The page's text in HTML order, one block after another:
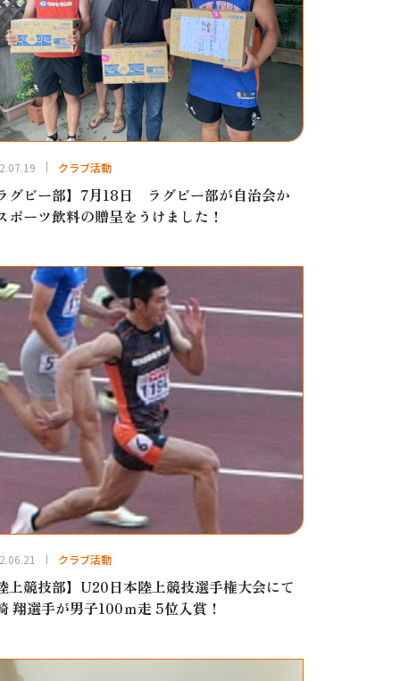
クラブ活動
グビー部】7月18日 ラグビー部が自治会か
ポーツ飲料の贈呈をうけました！
クラブ活動
上競技部】U20日本陸上競技選手権大会にて
翔選手が男子100ｍ走 5位入賞！